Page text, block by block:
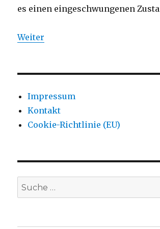
es einen eingeschwungenen
Weiter
Impressum
Kontakt
Cookie-Richtlinie (EU)
Suche
nach: